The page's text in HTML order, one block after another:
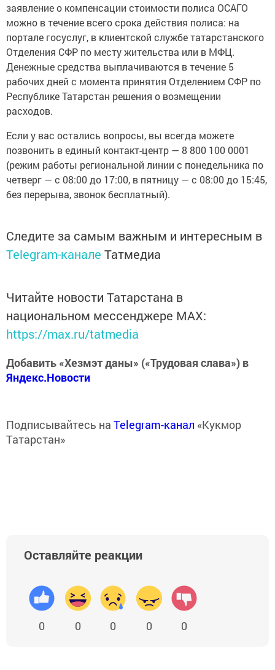
заявление о компенсации стоимости полиса ОСАГО
можно в течение всего срока действия полиса: на
портале госуслуг, в клиентской службе татарстанского
Отделения СФР по месту жительства или в МФЦ.
Денежные средства выплачиваются в течение 5
рабочих дней с момента принятия Отделением СФР по
Республике Татарстан решения о возмещении
расходов.
Если у вас остались вопросы, вы всегда можете
позвонить в единый контакт-центр — 8 800 100 0001
(режим работы региональной линии с понедельника по
четверг — с 08:00 до 17:00, в пятницу — с 08:00 до 15:45,
без перерыва, звонок бесплатный).
Следите за самым важным и интересным в
Telegram-канале Татмедиа
Читайте новости Татарстана в
национальном мессенджере MАХ:
https://max.ru/tatmedia
Добавить «Хезмэт даны» («Трудовая слава») в
Яндекс.Новости
Подписывайтесь на Telegram-канал «Кукмор
Татарстан»
Оставляйте реакции
0 0 0 0 0